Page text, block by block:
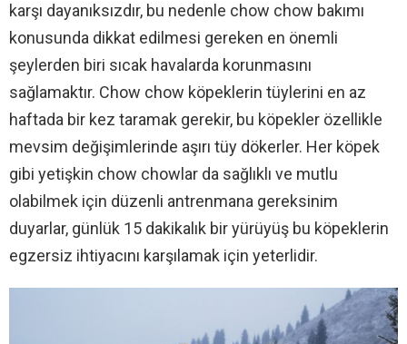
karşı dayanıksızdır, bu nedenle chow chow bakımı
konusunda dikkat edilmesi gereken en önemli
şeylerden biri sıcak havalarda korunmasını
sağlamaktır. Chow chow köpeklerin tüylerini en az
haftada bir kez taramak gerekir, bu köpekler özellikle
mevsim değişimlerinde aşırı tüy dökerler. Her köpek
gibi yetişkin chow chowlar da sağlıklı ve mutlu
olabilmek için düzenli antrenmana gereksinim
duyarlar, günlük 15 dakikalık bir yürüyüş bu köpeklerin
egzersiz ihtiyacını karşılamak için yeterlidir.